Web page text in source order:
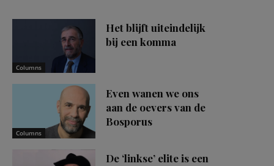
Columns
Het blijft uiteindelijk
bij een komma
Columns
Even wanen we ons
aan de oevers van de
Bosporus
De ‘linkse’ elite is een